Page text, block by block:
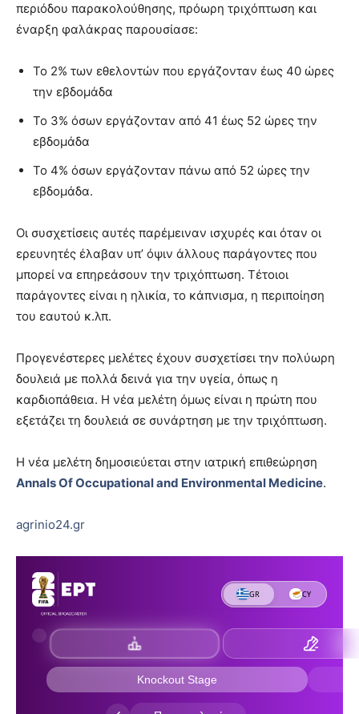
περιόδου παρακολούθησης, πρόωρη τριχόπτωση και
έναρξη φαλάκρας παρουσίασε:
Το 2% των εθελοντών που εργάζονταν έως 40 ώρες
την εβδομάδα
Το 3% όσων εργάζονταν από 41 έως 52 ώρες την
εβδομάδα
Το 4% όσων εργάζονταν πάνω από 52 ώρες την
εβδομάδα.
Οι συσχετίσεις αυτές παρέμειναν ισχυρές και όταν οι
ερευνητές έλαβαν υπ’ όψιν άλλους παράγοντες που
μπορεί να επηρεάσουν την τριχόπτωση. Τέτοιοι
παράγοντες είναι η ηλικία, το κάπνισμα, η περιποίηση
του εαυτού κ.λπ.
Προγενέστερες μελέτες έχουν συσχετίσει την πολύωρη
δουλειά με πολλά δεινά για την υγεία, όπως η
καρδιοπάθεια. Η νέα μελέτη όμως είναι η πρώτη που
εξετάζει τη δουλειά σε συνάρτηση με την τριχόπτωση.
Η νέα μελέτη δημοσιεύεται στην ιατρική επιθεώρηση
Annals Of Occupational and Environmental Medicine.
agrinio24.gr